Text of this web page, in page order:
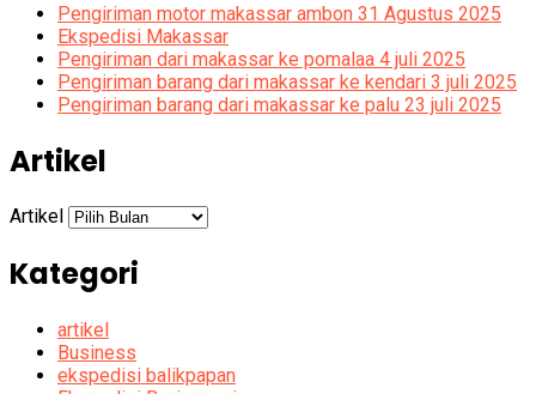
Pengiriman motor makassar ambon 31 Agustus 2025
Ekspedisi Makassar
Pengiriman dari makassar ke pomalaa 4 juli 2025
Pengiriman barang dari makassar ke kendari 3 juli 2025
Pengiriman barang dari makassar ke palu 23 juli 2025
Artikel
Artikel
Kategori
artikel
Business
ekspedisi balikpapan